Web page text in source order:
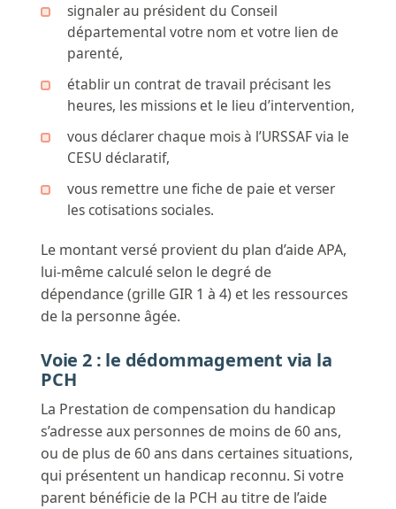
signaler au président du Conseil
départemental votre nom et votre lien de
parenté,
établir un contrat de travail précisant les
heures, les missions et le lieu d’intervention,
vous déclarer chaque mois à l’URSSAF via le
CESU déclaratif,
vous remettre une fiche de paie et verser
les cotisations sociales.
Le montant versé provient du plan d’aide APA,
lui-même calculé selon le degré de
dépendance (grille GIR 1 à 4) et les ressources
de la personne âgée.
Voie 2 : le dédommagement via la
PCH
La Prestation de compensation du handicap
s’adresse aux personnes de moins de 60 ans,
ou de plus de 60 ans dans certaines situations,
qui présentent un handicap reconnu. Si votre
parent bénéficie de la PCH au titre de l’aide